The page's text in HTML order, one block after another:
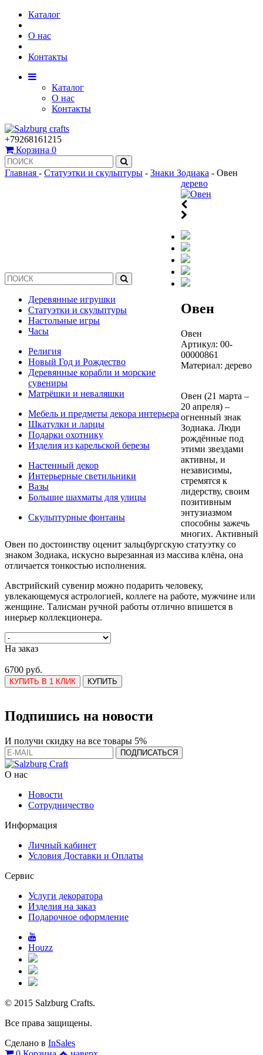
Каталог
О нас
Контакты
Каталог
О нас
Контакты
+79268161215
Корзина 0
Главная - Статуэтки и скульптуры - Знаки Зодиака - Овен
Деревянные игрушки
Статуэтки и скульптуры
Настольные игры
Часы
Религия
Новый Год и Рождество
Деревянные корабли и морские
сувениры
Матрёшки и неваляшки
Мебель и предметы декора интерьера
Шкатулки и ларцы
Подарки охотнику
Изделия из карельской березы
Настенный декор
Интерьерные светильники
Вазы
Большие шахматы для улицы
Скульптурные фонтаны
дерево
Овен
Овен
Артикул: 00-
00000861
Материал: дерево
Овен (21 марта –
20 апреля) –
огненный знак
Зодиака. Люди
рождённые под
этими звездами
активны, и
независимы,
стремятся к
лидерству, своим
позитивным
энтузиазмом
способны зажечь
многих. Активный
Овен по достоинству оценит зальцбургскую статуэтку со
знаком Зодиака, искусно вырезанная из массива клёна, она
отличается тонкостью исполнения.
Австрийский сувенир можно подарить человеку,
увлекающемуся астрологией, коллеге на работе, мужчине или
женщине. Талисман ручной работы отлично впишется в
инерьер коллекционера.
На заказ
6700 руб.
КУПИТЬ В 1 КЛИК КУПИТЬ
Подпишись на новости
И получи скидку на все товары 5%
О нас
Новости
Сотрудничество
Информация
Личный кабинет
Условия Доставки и Оплаты
Сервис
Услуги декоратора
Изделия на заказ
Подарочное оформление
Houzz
© 2015 Salzburg Crafts.
Все права защищены.
Сделано в InSales
0